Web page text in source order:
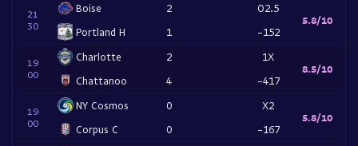
21
30
Boise
Portland H
2
1
O2.5
-152
5.8/10
19
00
Charlotte
Chattanoo
2
4
1X
-417
8.5/10
19
00
NY Cosmos
Corpus C
0
0
X2
-167
5.8/10